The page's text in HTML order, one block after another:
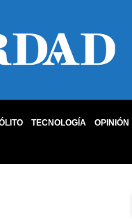
TECNOLOGÍA OPINIÓN